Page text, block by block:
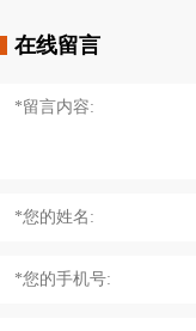
在线留言